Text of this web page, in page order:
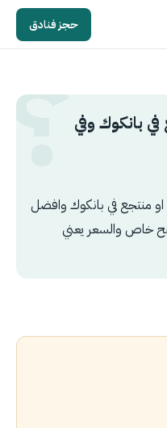
حجز فنادق
بانكوك وفي
منتجع في بانكوك وافضل
خاص والسعر يعني